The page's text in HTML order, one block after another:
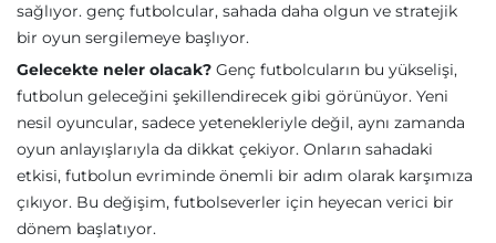
sağlıyor. genç futbolcular, sahada daha olgun ve stratejik
bir oyun sergilemeye başlıyor.
Gelecekte neler olacak? Genç futbolcuların bu yükselişi,
futbolun geleceğini şekillendirecek gibi görünüyor. Yeni
nesil oyuncular, sadece yetenekleriyle değil, aynı zamanda
oyun anlayışlarıyla da dikkat çekiyor. Onların sahadaki
etkisi, futbolun evriminde önemli bir adım olarak karşımıza
çıkıyor. Bu değişim, futbolseverler için heyecan verici bir
dönem başlatıyor.